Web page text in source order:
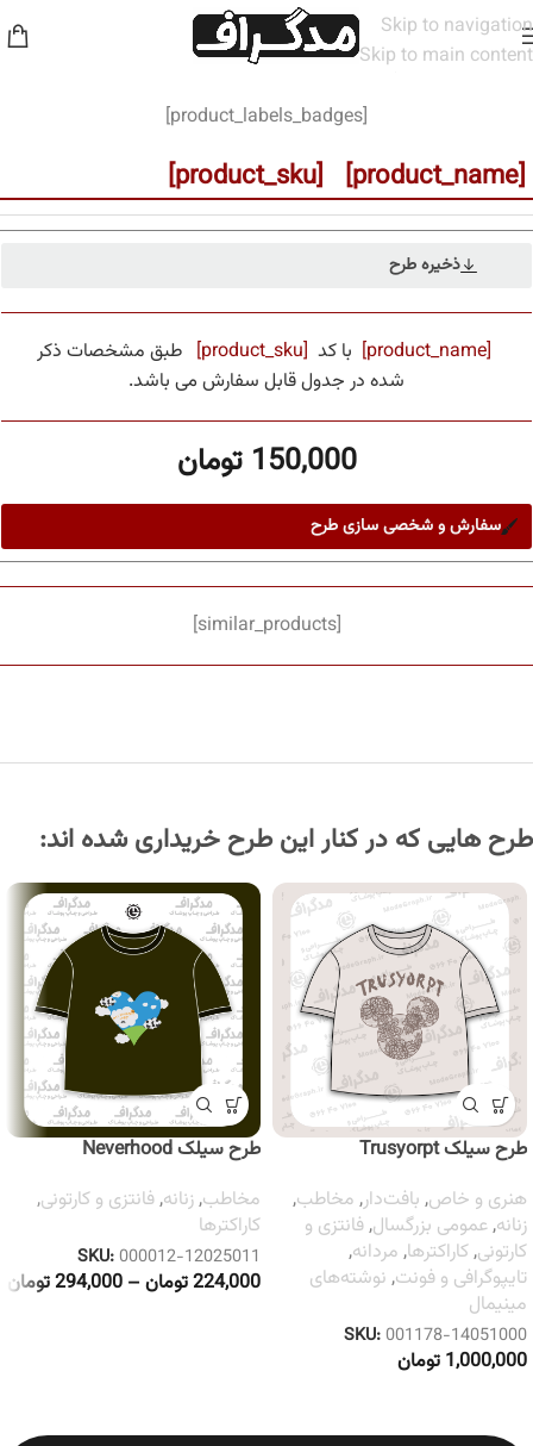
Skip to navigation
Skip to main content
خانه/مخاطب /مردانه
[product_labels_badges]
[product_name] [product_sku]
ذخیره طرح
[product_name] با کد [product_sku]
طبق مشخصات ذکر
شده در جدول قابل سفارش می باشد.
150,000 تومان
سفارش و شخصی سازی طرح
[similar_products]
طرح هایی که در کنار این طرح خریداری شده اند:
طرح سیلک Trusyorpt
هنری و خاص, بافت‌دار, مخاطب,
زنانه,عمومی بزرگسال,فانتزی و
کارتونی,کاراکترها, مردانه,
تایپوگرافی و فونت, نوشته‌های
مینیمال
SKU:001178-14051000
1,000,000 تومان
طرح سیلک Neverhood
مخاطب,زنانه,فانتزی و کارتونی,
کاراکترها
SKU:000012-12025011
224,000تومان –
294,000تومان